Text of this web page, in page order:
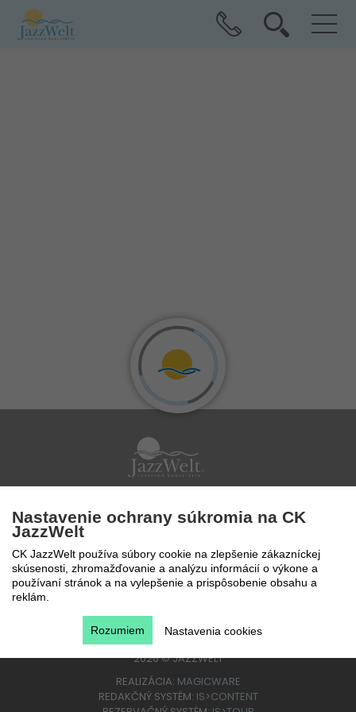
Po - Pi 9 - 17 hod
0850 777 888
2026©JAZZWELT
REALIZÁCIA: MAGICWARE
REDAKČNÝ SYSTÉM: IS>CONTENT
Nastavenie ochrany súkromia na CK
JazzWelt
CK JazzWelt používa súbory cookie na zlepšenie zákazníckej
skúsenosti, zhromažďovanie a analýzu informácií o výkone a
používaní stránok a na vylepšenie a prispôsobenie obsahu a
reklám.
Nastavenia cookies
Rozumiem